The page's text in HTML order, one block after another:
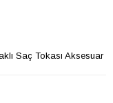
Saç Tokası Aksesuar